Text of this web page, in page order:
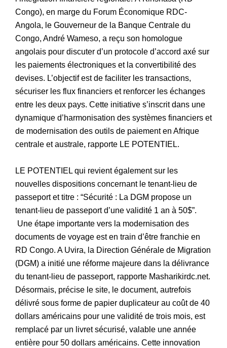
Congo), en marge du Forum Économique RDC-
Angola, le Gouverneur de la Banque Centrale du
Congo, André Wameso, a reçu son homologue
angolais pour discuter d’un protocole d’accord axé sur
les paiements électroniques et la convertibilité des
devises. L’objectif est de faciliter les transactions,
sécuriser les flux financiers et renforcer les échanges
entre les deux pays. Cette initiative s’inscrit dans une
dynamique d’harmonisation des systèmes financiers et
de modernisation des outils de paiement en Afrique
centrale et australe, rapporte LE POTENTIEL.
LE POTENTIEL qui revient également sur les
nouvelles dispositions concernant le tenant-lieu de
passeport et titre : “Sécurité : La DGM propose un
tenant-lieu de passeport d’une validité 1 an à 50$”.
Une étape importante vers la modernisation des
documents de voyage est en train d’être franchie en
RD Congo. A Uvira, la Direction Générale de Migration
(DGM) a initié une réforme majeure dans la délivrance
du tenant-lieu de passeport, rapporte Masharikirdc.net.
Désormais, précise le site, le document, autrefois
délivré sous forme de papier duplicateur au coût de 40
dollars américains pour une validité de trois mois, est
remplacé par un livret sécurisé, valable une année
entière pour 50 dollars américains. Cette innovation